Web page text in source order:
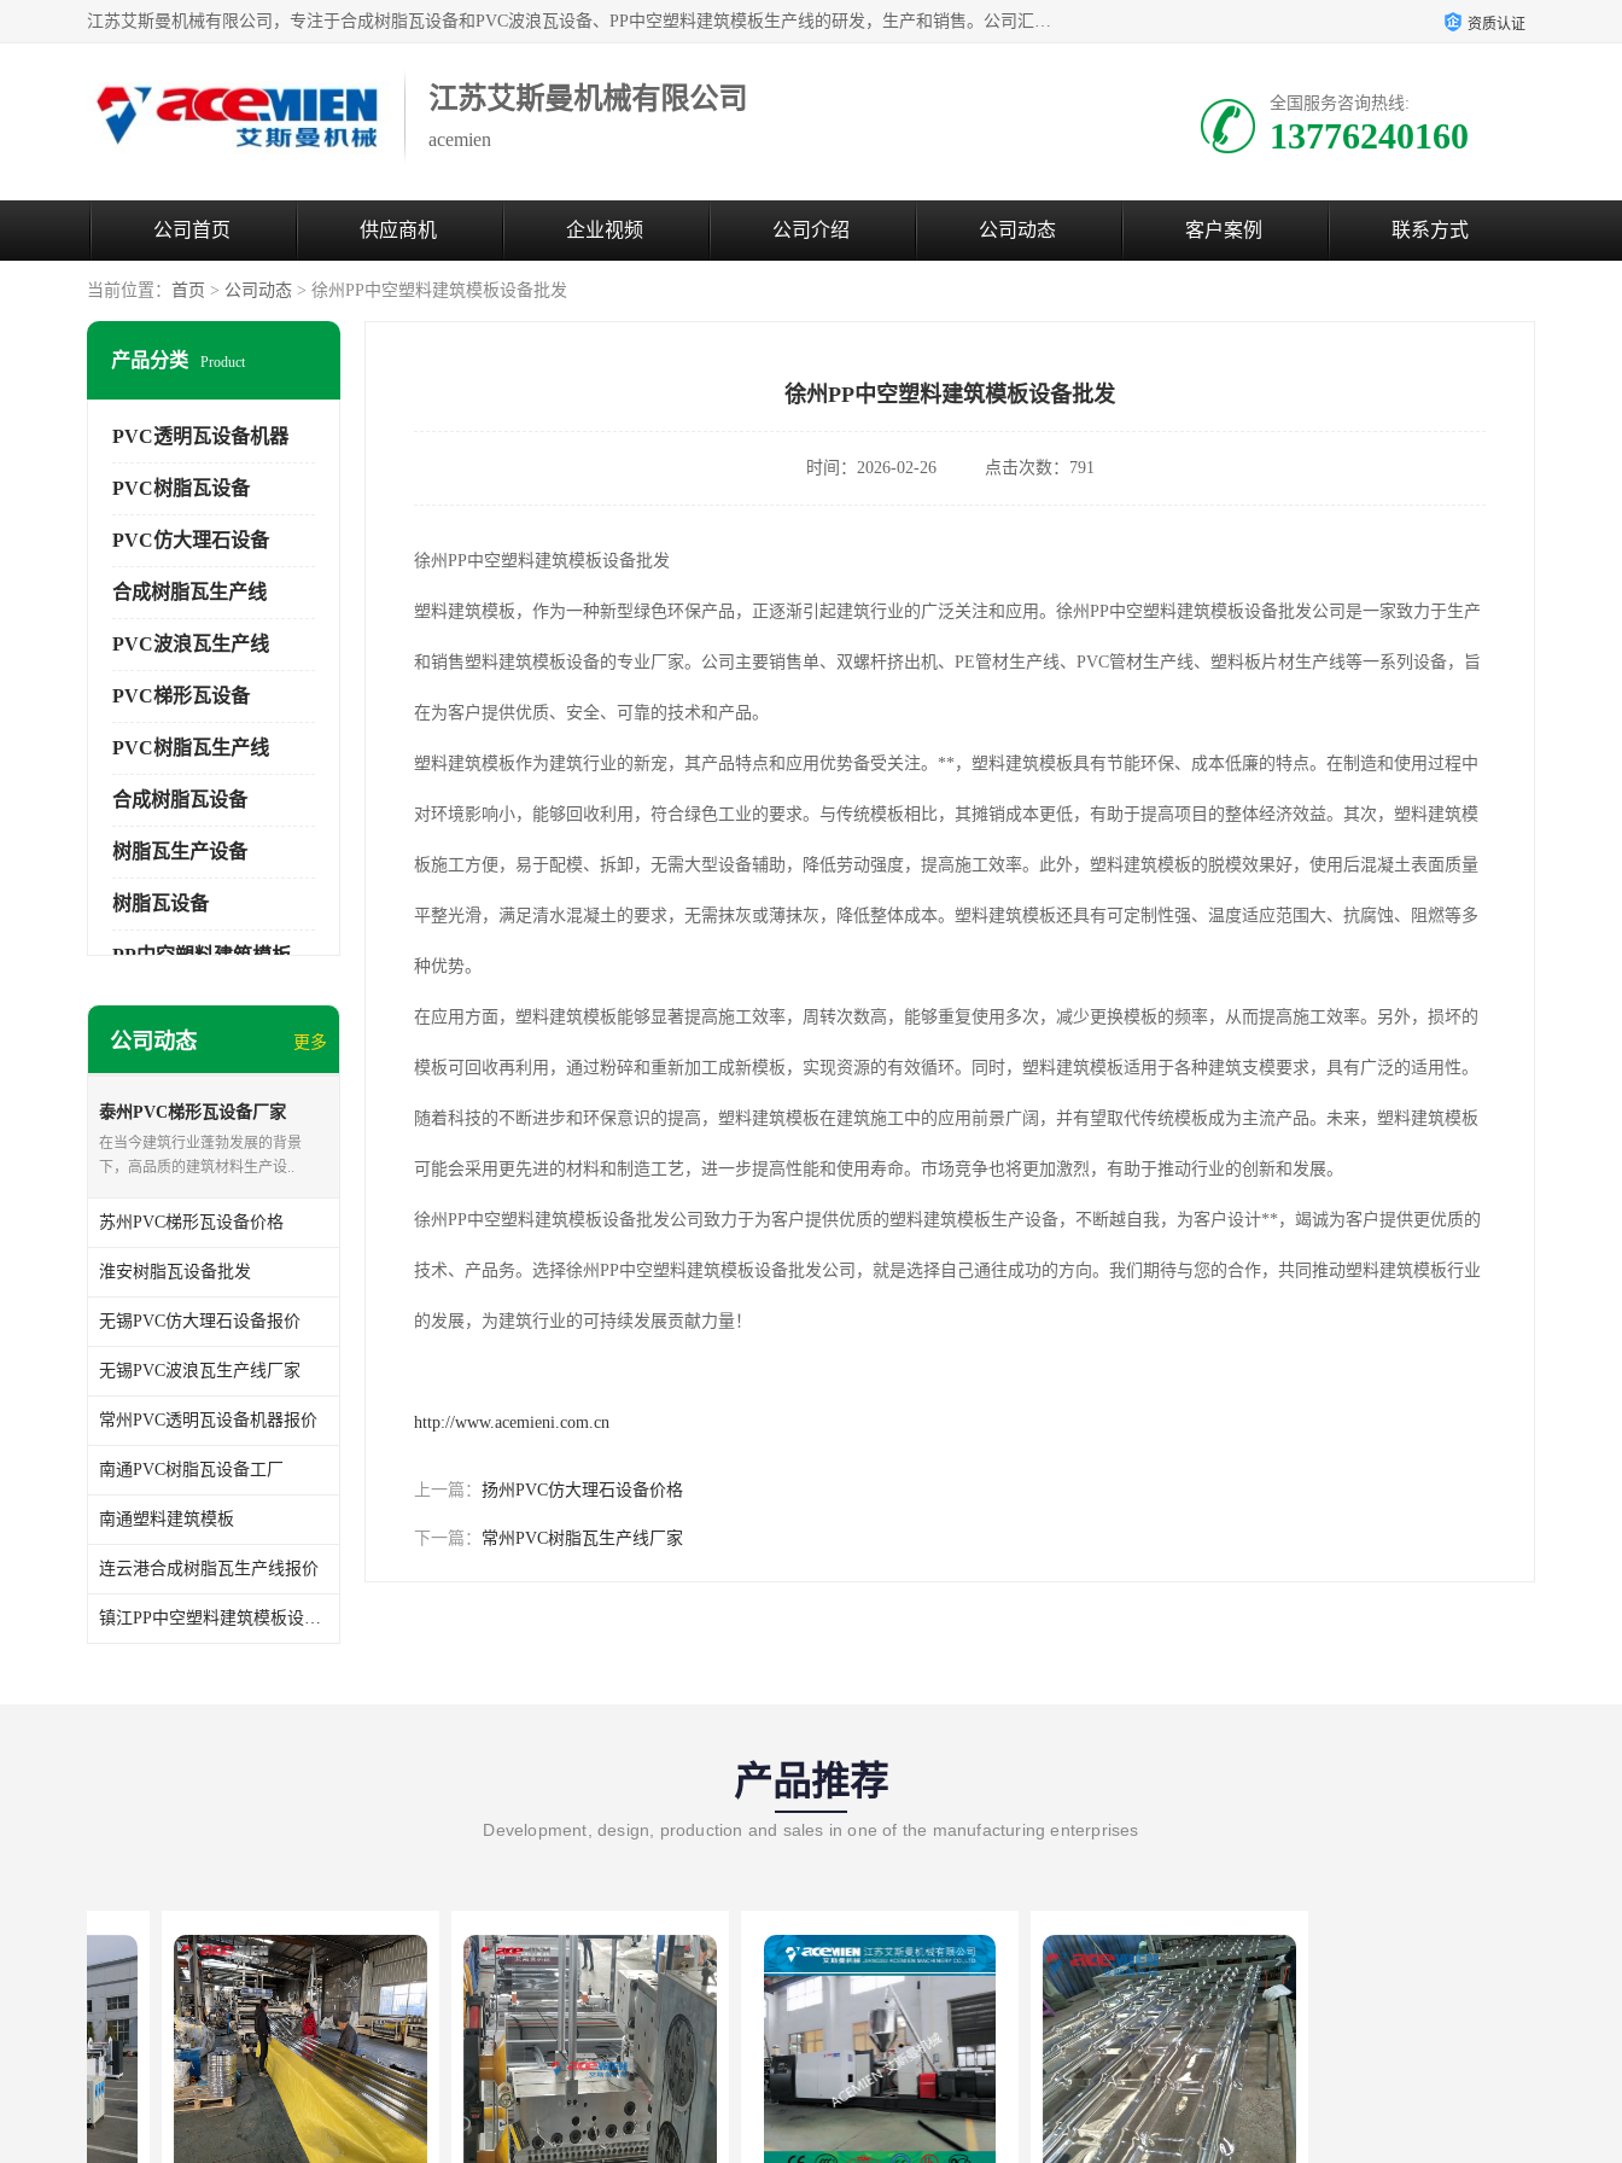
江苏艾斯曼机械有限公司，专注于合成树脂瓦设备和PVC波浪瓦设备、PP中空塑料建筑模板生产线的研发，生产和销售。公司汇集了一批专业技术领域的优秀人才，组成了以中青年科技精英为骨干的高素质科研队伍，在不断的产品研发实践中积累了丰富的产品设计经验和精深的理论知识。 资质认证
江苏艾斯曼机械有限公司
acemien
全国服务咨询热线:
13776240160
公司首页 供应商机 企业视频 公司介绍 公司动态 客户案例 联系方式
当前位置： 首页 > 公司动态 > 徐州PP中空塑料建筑模板设备批发
产品分类 Product
PVC透明瓦设备机器
PVC树脂瓦设备
PVC仿大理石设备
合成树脂瓦生产线
PVC波浪瓦生产线
PVC梯形瓦设备
PVC树脂瓦生产线
合成树脂瓦设备
树脂瓦生产设备
树脂瓦设备
塑料建筑模板
公司动态 更多
泰州PVC梯形瓦设备厂家
在当今建筑行业蓬勃发展的背景
下，高品质的建筑材料生产设..
苏州PVC梯形瓦设备价格
淮安树脂瓦设备批发
无锡PVC仿大理石设备报价
无锡PVC波浪瓦生产线厂家
常州PVC透明瓦设备机器报价
南通PVC树脂瓦设备工厂
南通塑料建筑模板
连云港合成树脂瓦生产线报价
镇江PP中空塑料建筑模板设备工厂
徐州PP中空塑料建筑模板设备批发
时间：2026-02-26 点击次数：791
徐州PP中空塑料建筑模板设备批发
塑料建筑模板，作为一种新型绿色环保产品，正逐渐引起建筑行业的广泛关注和应用。徐州PP中空塑料建筑模板设备批发公司是一家致力于生产
和销售塑料建筑模板设备的专业厂家。公司主要销售单、双螺杆挤出机、PE管材生产线、PVC管材生产线、塑料板片材生产线等一系列设备，旨
在为客户提供优质、安全、可靠的技术和产品。
塑料建筑模板作为建筑行业的新宠，其产品特点和应用优势备受关注。**，塑料建筑模板具有节能环保、成本低廉的特点。在制造和使用过程中
对环境影响小，能够回收利用，符合绿色工业的要求。与传统模板相比，其摊销成本更低，有助于提高项目的整体经济效益。其次，塑料建筑模
板施工方便，易于配模、拆卸，无需大型设备辅助，降低劳动强度，提高施工效率。此外，塑料建筑模板的脱模效果好，使用后混凝土表面质量
平整光滑，满足清水混凝土的要求，无需抹灰或薄抹灰，降低整体成本。塑料建筑模板还具有可定制性强、温度适应范围大、抗腐蚀、阻燃等多
种优势。
在应用方面，塑料建筑模板能够显著提高施工效率，周转次数高，能够重复使用多次，减少更换模板的频率，从而提高施工效率。另外，损坏的
模板可回收再利用，通过粉碎和重新加工成新模板，实现资源的有效循环。同时，塑料建筑模板适用于各种建筑支模要求，具有广泛的适用性。
随着科技的不断进步和环保意识的提高，塑料建筑模板在建筑施工中的应用前景广阔，并有望取代传统模板成为主流产品。未来，塑料建筑模板
可能会采用更先进的材料和制造工艺，进一步提高性能和使用寿命。市场竞争也将更加激烈，有助于推动行业的创新和发展。
徐州PP中空塑料建筑模板设备批发公司致力于为客户提供优质的塑料建筑模板生产设备，不断越自我，为客户设计**，竭诚为客户提供更优质的
技术、产品务。选择徐州PP中空塑料建筑模板设备批发公司，就是选择自己通往成功的方向。我们期待与您的合作，共同推动塑料建筑模板行业
的发展，为建筑行业的可持续发展贡献力量！
http://www.acemieni.com.cn
上一篇： 扬州PVC仿大理石设备价格
下一篇： 常州PVC树脂瓦生产线厂家
产品推荐
Development, design, production and sales in one of the manufacturing enterprises